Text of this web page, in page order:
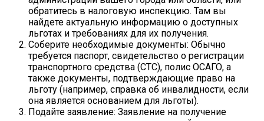
обратитесь в налоговую инспекцию. Там вы
найдете актуальную информацию о доступных
льготах и требованиях для их получения.
Соберите необходимые документы: Обычно
требуется паспорт, свидетельство о регистрации
транспортного средства (СТС), полис ОСАГО, а
также документы, подтверждающие право на
льготу (например, справка об инвалидности, если
она является основанием для льготы).
Подайте заявление: Заявление на получение